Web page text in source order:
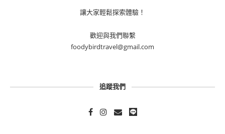
讓大家輕鬆探索體驗！
歡迎與我們聯繫
foodybirdtravel@gmail.com
追蹤我們